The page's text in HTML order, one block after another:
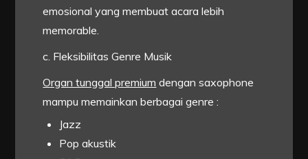
emosional yang membuat acara lebih
memorable.
c. Fleksibilitas Genre Musik
Organ tunggal premium dengan saxophone
mampu memainkan berbagai genre :
Jazz
Pop akustik